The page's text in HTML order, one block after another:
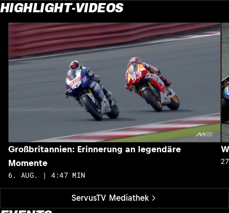
HIGHLIGHT-VIDEOS
ServusTV Mediathek
Großbritannien: Erinnerung an legendäre
Momente
6. AUG. | 4:47 MIN